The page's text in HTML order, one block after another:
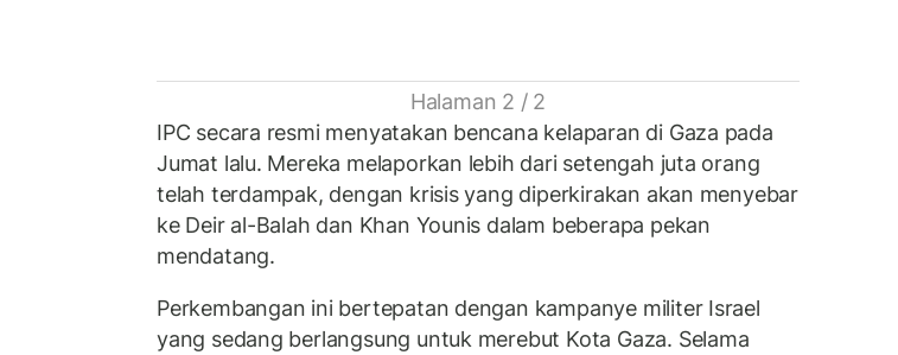
Halaman 2 / 2
IPC secara resmi menyatakan bencana kelaparan di Gaza pada
Jumat lalu. Mereka melaporkan lebih dari setengah juta orang
telah terdampak, dengan krisis yang diperkirakan akan menyebar
ke Deir al-Balah dan Khan Younis dalam beberapa pekan
mendatang.
Perkembangan ini bertepatan dengan kampanye militer Israel
yang sedang berlangsung untuk merebut Kota Gaza. Selama